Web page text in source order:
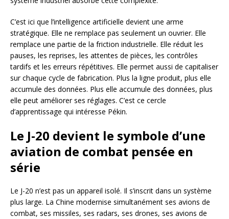
C’est ici que l’intelligence artificielle devient une arme
stratégique. Elle ne remplace pas seulement un ouvrier. Elle
remplace une partie de la friction industrielle. Elle réduit les
pauses, les reprises, les attentes de pièces, les contrôles
tardifs et les erreurs répétitives. Elle permet aussi de capitaliser
sur chaque cycle de fabrication. Plus la ligne produit, plus elle
accumule des données. Plus elle accumule des données, plus
elle peut améliorer ses réglages. C’est ce cercle
d’apprentissage qui intéresse Pékin.
Le J-20 devient le symbole d’une
aviation de combat pensée en
série
Le J-20 n’est pas un appareil isolé. Il s’inscrit dans un système
plus large. La Chine modernise simultanément ses avions de
combat, ses missiles, ses radars, ses drones, ses avions de